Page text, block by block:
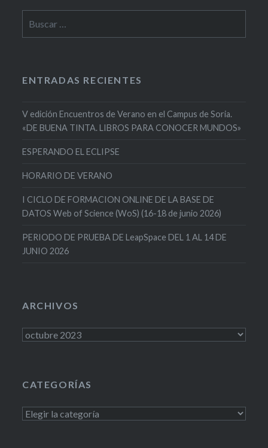
ENTRADAS RECIENTES
V edición Encuentros de Verano en el Campus de Soria.
«DE BUENA TINTA. LIBROS PARA CONOCER MUNDOS»
ESPERANDO EL ECLIPSE
HORARIO DE VERANO
I CICLO DE FORMACION ONLINE DE LA BASE DE
DATOS Web of Science (WoS) (16-18 de junio 2026)
PERIODO DE PRUEBA DE LeapSpace DEL 1 AL 14 DE
JUNIO 2026
ARCHIVOS
Archivos
CATEGORÍAS
Categorías